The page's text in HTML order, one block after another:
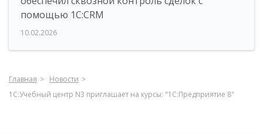
помощью 1С:CRM
10.02.2026
Главная
Новости
1С:Учебный центр N3 приглашает на курсы: "1С:Предприятие 8"